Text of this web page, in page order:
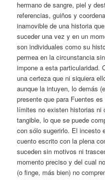
hermano de sangre, piel y
referencias, guiños y
inamovible de una historia
suceder una vez y en un
son individuales como su
permea en la circunstancia
impone a esta particularidad.
una certeza que ni siquiera
aunque la intuyen, lo demás
presente que para Fuentes
límites no existen historias ni
tangible, lo que se puede
con sólo sugerirlo. El incesto
cuento escrito con la plena
suceden sin motivos ni
momento preciso y del cual
(o finge, más bien) no